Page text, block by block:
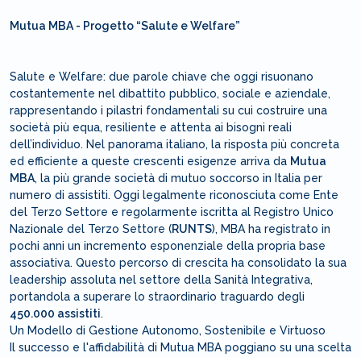
Mutua MBA - Progetto “Salute e Welfare”
Salute e Welfare: due parole chiave che oggi risuonano
costantemente nel dibattito pubblico, sociale e aziendale,
rappresentando i pilastri fondamentali su cui costruire una
società più equa, resiliente e attenta ai bisogni reali
dell’individuo. Nel panorama italiano, la risposta più concreta
ed efficiente a queste crescenti esigenze arriva da Mutua
MBA, la più grande società di mutuo soccorso in Italia per
numero di assistiti. Oggi legalmente riconosciuta come Ente
del Terzo Settore e regolarmente iscritta al Registro Unico
Nazionale del Terzo Settore (RUNTS), MBA ha registrato in
pochi anni un incremento esponenziale della propria base
associativa. Questo percorso di crescita ha consolidato la sua
leadership assoluta nel settore della Sanità Integrativa,
portandola a superare lo straordinario traguardo degli
450.000 assistiti.
Un Modello di Gestione Autonomo, Sostenibile e Virtuoso
Il successo e l'affidabilità di Mutua MBA poggiano su una scelta